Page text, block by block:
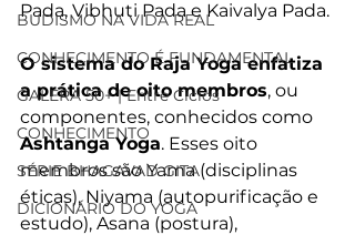
BUDISMO NA VIDA REAL
CONHECIMENTO É FUNDAMENTAL
GALERA 50+ | Entre Ciclos
CONHECIMENTO
SÉRIE BHAGAVAD GITA
DICIONÁRIO DO YOGA
Pada, Vibhuti Pada e Kaivalya Pada.
O sistema do Raja Yoga enfatiza
a prática de oito membros, ou
componentes, conhecidos como
Ashtanga Yoga. Esses oito
membros são Yama (disciplinas
éticas), Niyama (autopurificação e
estudo), Asana (postura),